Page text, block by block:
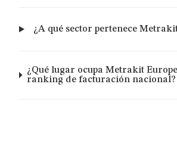
¿A qué sector pertenece
¿Qué lugar ocupa Metrakit
ranking de facturación nacional?